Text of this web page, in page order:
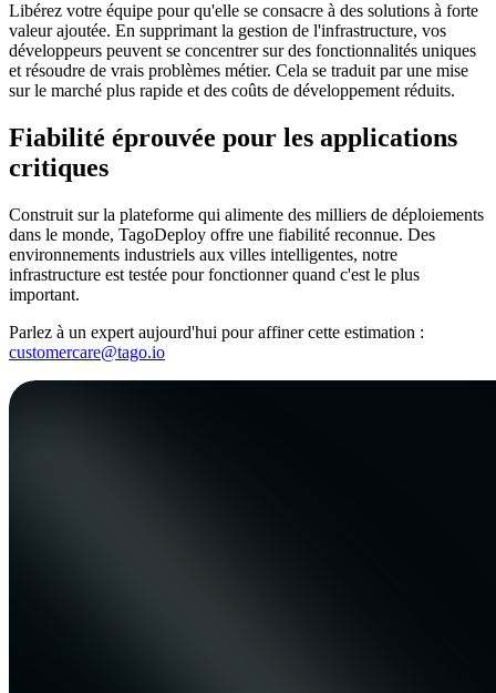
Libérez votre équipe pour qu'elle se consacre à des solutions à forte
valeur ajoutée. En supprimant la gestion de l'infrastructure, vos
développeurs peuvent se concentrer sur des fonctionnalités uniques
et résoudre de vrais problèmes métier. Cela se traduit par une mise
sur le marché plus rapide et des coûts de développement réduits.
Fiabilité éprouvée pour les applications
critiques
Construit sur la plateforme qui alimente des milliers de déploiements
dans le monde, TagoDeploy offre une fiabilité reconnue. Des
environnements industriels aux villes intelligentes, notre
infrastructure est testée pour fonctionner quand c'est le plus
important.
Parlez à un expert aujourd'hui pour affiner cette estimation :
customercare@tago.io